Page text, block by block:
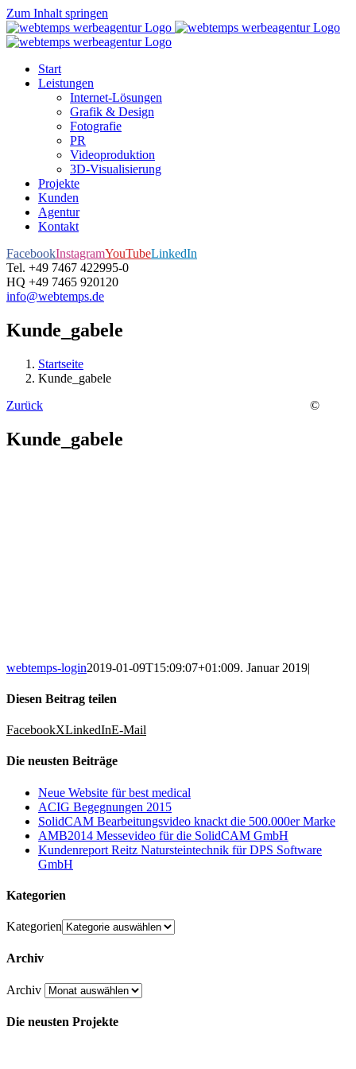
Zum Inhalt springen
Start
Leistungen
Internet-Lösungen
Grafik & Design
Fotografie
PR
Videoproduktion
3D-Visualisierung
Projekte
Kunden
Agentur
Kontakt
FacebookInstagramYouTubeLinkedIn
Tel. +49 7467 422995-0
HQ +49 7465 920120
info@webtemps.de
Kunde_gabele
Startseite
Kunde_gabele
Zurück
Kunde_gabele
webtemps-login2019-01-09T15:09:07+01:009. Januar 2019|
Diesen Beitrag teilen
FacebookXLinkedInE-Mail
Die neusten Beiträge
Neue Website für best medical
ACIG Begegnungen 2015
SolidCAM Bearbeitungsvideo knackt die 500.000er Marke
AMB2014 Messevideo für die SolidCAM GmbH
Kundenreport Reitz Natursteintechnik für DPS Software
GmbH
Kategorien
Kategorien
Archiv
Archiv
Die neusten Projekte
©